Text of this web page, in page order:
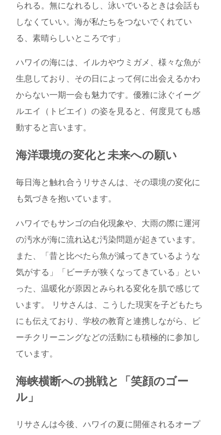
られる。無になれるし、泳いでいるときは会話も
しなくていい。海が私たちをつないでくれてい
る、素晴らしいところです」
ハワイの海には、イルカやウミガメ、様々な魚が
生息しており、その日によって何に出会えるかわ
からない一期一会も魅力です。優雅に泳ぐイーグ
ルエイ（トビエイ）の姿を見ると、何度見ても感
動すると言います。
海洋環境の変化と未来への願い
毎日海と触れ合うリサさんは、その環境の変化に
も気づきを抱いています。
ハワイでもサンゴの白化現象や、大雨の際に運河
の汚水が海に流れ込む汚染問題が起きています。
また、「昔と比べたら魚が減ってきているような
気がする」「ビーチが狭くなってきている」とい
った、温暖化が原因とみられる変化を肌で感じて
います。 リサさんは、こうした現実を子どもたち
にも伝えており、学校の教育と連携しながら、ビ
ーチクリーニングなどの活動にも積極的に参加し
ています。
海峡横断への挑戦と「笑顔のゴー
ル」
リサさんは今後、ハワイの夏に開催されるオープ